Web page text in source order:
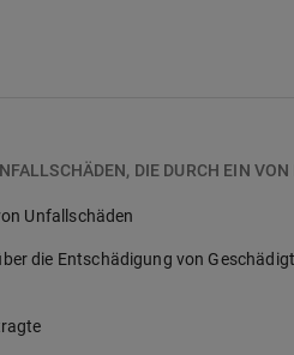
DIE DURCH EIN
Unfallschäden
die Entschädigung von